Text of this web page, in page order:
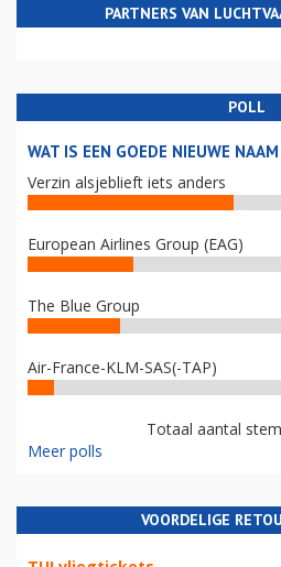
PARTNERS VAN
POLL
WAT IS EEN GOEDE NIEUWE
Verzin alsjeblieft iets anders
European Airlines Group (EAG)
The Blue Group
Air-France-KLM-SAS(-TAP)
Totaal aantal
Meer polls
VOORDELIGE